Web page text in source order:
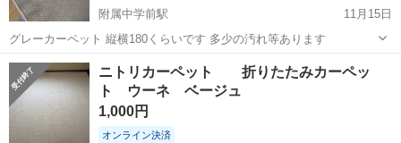
附属中学前駅
11月15日
グレーカーペット 縦横180くらいです 多少の汚れ等あります
長野 長野市 附属中学前駅 カーペット/マット/ラグ
カーペット
ニトリカーペット 折りたたみカーペッ
ト ウーネ ベージュ
1,000円
オンライン決済